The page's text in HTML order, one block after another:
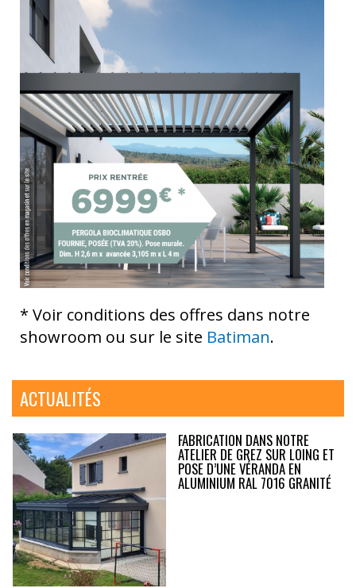
* Voir conditions des offres dans notre
showroom ou sur le site Batiman.
ACTUALITÉS
FABRICATION DANS NOTRE
ATELIER DE GREZ SUR LOING ET
POSE D’UNE VÉRANDA EN
ALUMINIUM RAL 7016 GRANITÉ